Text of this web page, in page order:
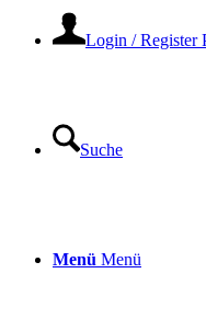
Login / Register
Suche
Menü Menü